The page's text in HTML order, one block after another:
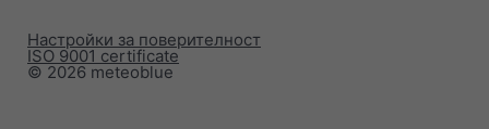
© 2026 meteoblue
ISO 9001 certificate
Настройки за поверителност